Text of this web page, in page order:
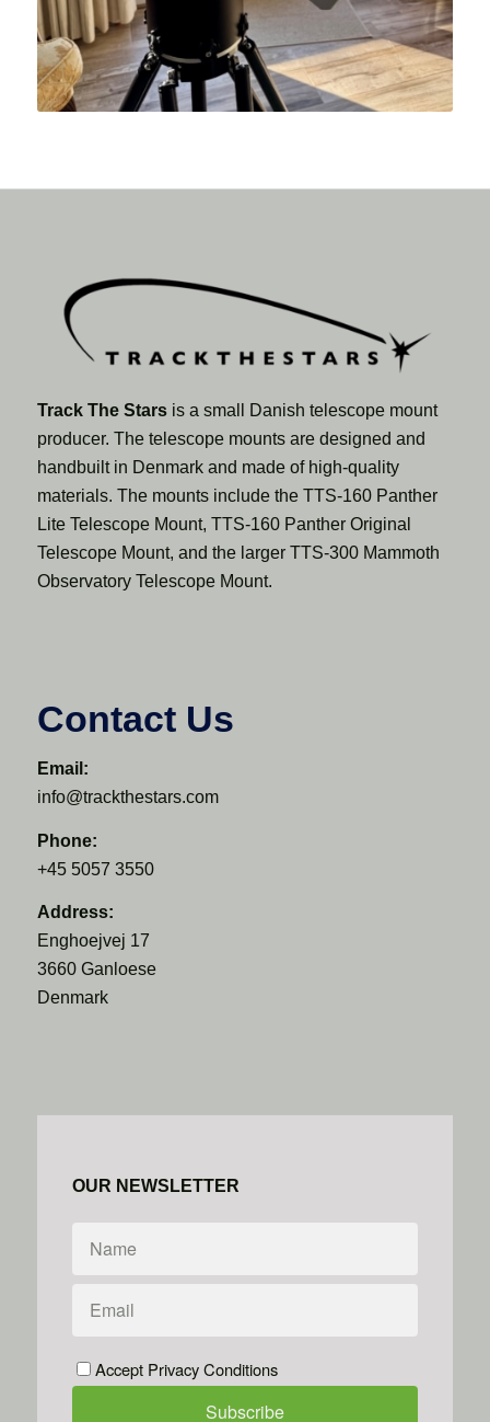
Track The Starsis a small Danish telescope mount
producer. The telescope mounts are designed and
handbuilt in Denmark and made of high-quality
materials. The mounts include the TTS-160 Panther
Lite Telescope Mount, TTS-160 Panther Original
Telescope Mount, and the larger TTS-300 Mammoth
Observatory Telescope Mount.
Contact Us
Email:
info@trackthestars.com
Phone:
+45 5057 3550
Address:
Enghoejvej 17
3660 Ganloese
Denmark
OUR NEWSLETTER
Accept Privacy Conditions